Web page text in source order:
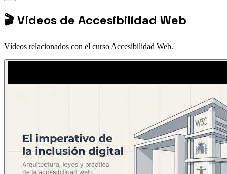
🎬 Vídeos de Accesibilidad Web
Vídeos relacionados con el curso Accesibilidad Web.